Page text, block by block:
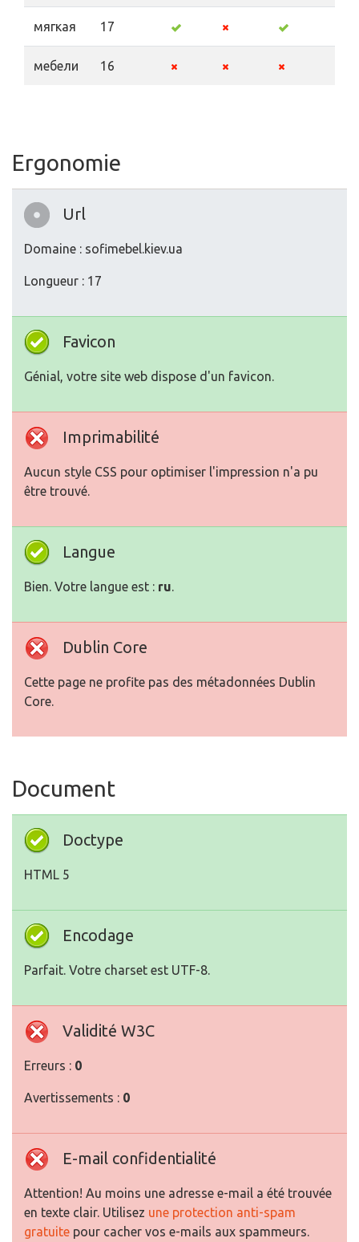
мягкая 17
мебели 16
Ergonomie
Url
Domaine : sofimebel.kiev.ua
Longueur : 17
Favicon
Génial, votre site web dispose d'un favicon.
Imprimabilité
Aucun style CSS pour optimiser l'impression n'a pu
être trouvé.
Langue
Bien. Votre langue est : ru.
Dublin Core
Cette page ne profite pas des métadonnées Dublin
Core.
Document
Doctype
HTML 5
Encodage
Parfait. Votre charset est UTF-8.
Validité W3C
Erreurs : 0
Avertissements : 0
E-mail confidentialité
Attention! Au moins une adresse e-mail a été trouvée
en texte clair. Utilisez une protection anti-spam
gratuite pour cacher vos e-mails aux spammeurs.